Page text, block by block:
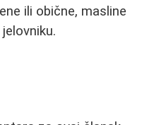
ili obične, masline